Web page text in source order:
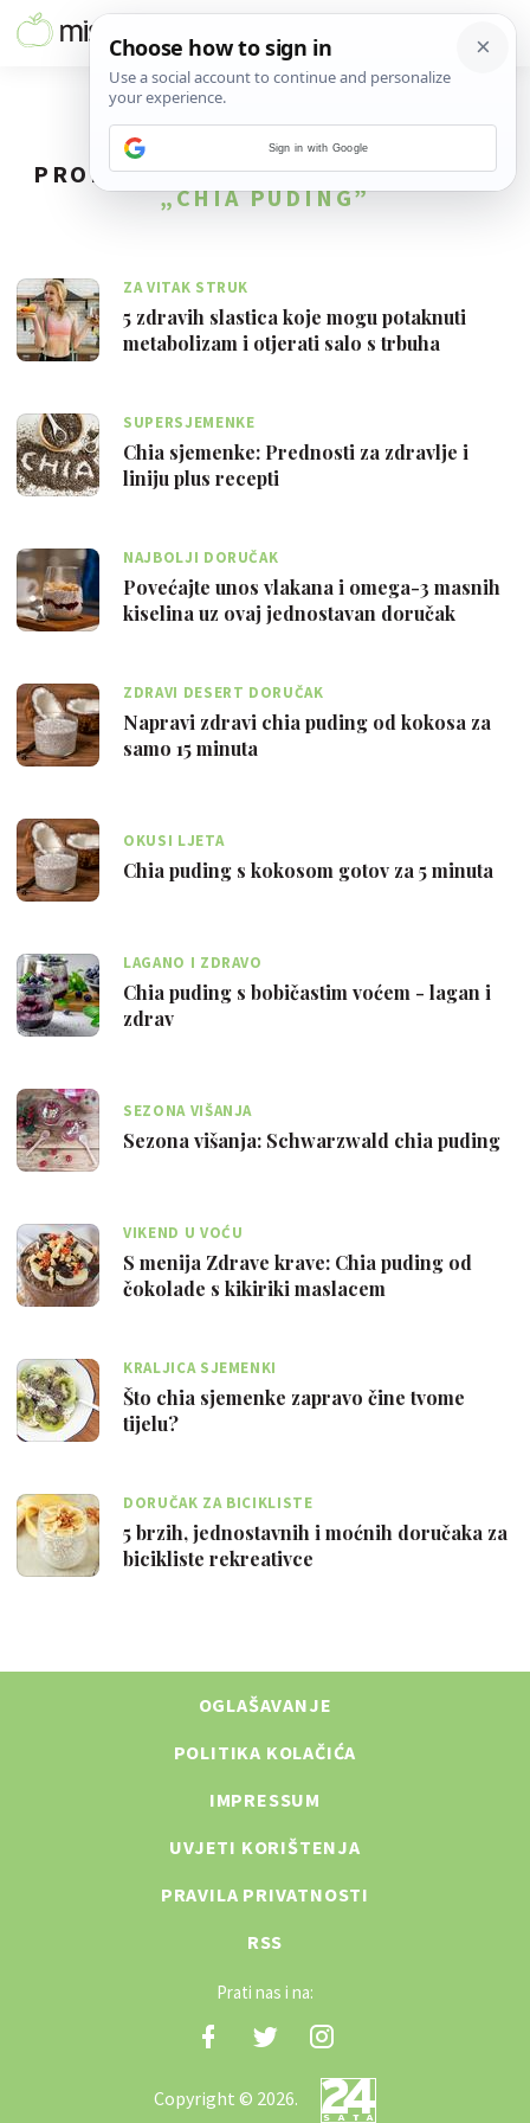
PRONAĐENO10REZULTATA ZA TAG
„CHIA PUDING”
ZA VITAK STRUK
5 zdravih slastica koje mogu potaknuti
metabolizam i otjerati salo s trbuha
SUPERSJEMENKE
Chia sjemenke: Prednosti za zdravlje i
liniju plus recepti
NAJBOLJI DORUČAK
Povećajte unos vlakana i omega-3 masnih
kiselina uz ovaj jednostavan doručak
ZDRAVI DESERT DORUČAK
Napravi zdravi chia puding od kokosa za
samo 15 minuta
OKUSI LJETA
Chia puding s kokosom gotov za 5 minuta
LAGANO I ZDRAVO
Chia puding s bobičastim voćem - lagan i
zdrav
SEZONA VIŠANJA
Sezona višanja: Schwarzwald chia puding
VIKEND U VOĆU
S menija Zdrave krave: Chia puding od
čokolade s kikiriki maslacem
KRALJICA SJEMENKI
Što chia sjemenke zapravo čine tvome
tijelu?
DORUČAK ZA BICIKLISTE
5 brzih, jednostavnih i moćnih doručaka za
bicikliste rekreativce
OGLAŠAVANJE
POLITIKA KOLAČIĆA
IMPRESSUM
UVJETI KORIŠTENJA
PRAVILA PRIVATNOSTI
RSS
Prati nas i na:
Copyright © 2026.
Sign in with Google